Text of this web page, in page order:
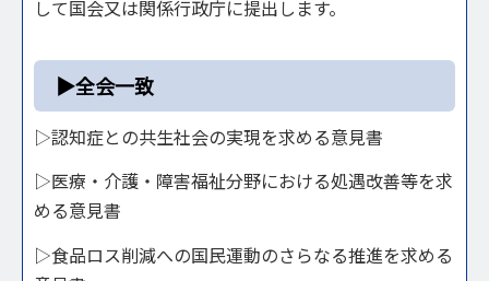
して国会又は関係行政庁に提出します。
▶全会一致
▷認知症との共生社会の実現を求める意見書
▷医療・介護・障害福祉分野における処遇改善等を求
める意見書
▷食品ロス削減への国民運動のさらなる推進を求める